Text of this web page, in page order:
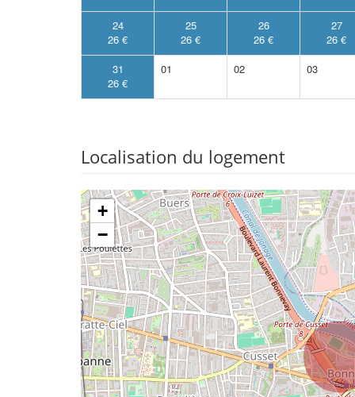
24
26 €
25
26 €
26
26 €
27
26 €
31
26 €
01 02 03
Localisation du logement
+
−